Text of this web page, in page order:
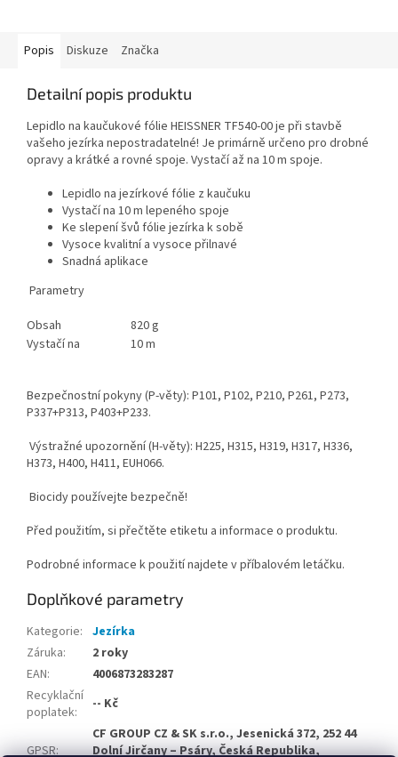
Popis Diskuze Značka
Detailní popis produktu
Lepidlo na kaučukové fólie HEISSNER TF540-00 je při stavbě
vašeho jezírka nepostradatelné! Je primárně určeno pro drobné
opravy a krátké a rovné spoje. Vystačí až na 10 m spoje.
Lepidlo na jezírkové fólie z kaučuku
Vystačí na 10 m lepeného spoje
Ke slepení švů fólie jezírka k sobě
Vysoce kvalitní a vysoce přilnavé
Snadná aplikace
Parametry
Obsah
820 g
Vystačí na
10 m
Bezpečnostní pokyny (P-věty): P101, P102, P210, P261, P273,
P337+P313, P403+P233.
Výstražné upozornění (H-věty): H225, H315, H319, H317, H336,
H373, H400, H411, EUH066.
Biocidy používejte bezpečně!
Před použitím, si přečtěte etiketu a informace o produktu.
Podrobné informace k použití najdete v příbalovém letáčku.
Doplňkové parametry
Kategorie: Jezírka
Záruka:
2 roky
EAN:
4006873283287
Recyklační
poplatek: -- Kč
GPSR:
CF GROUP CZ & SK s.r.o., Jesenická 372, 252 44
Dolní Jirčany – Psáry, Česká Republika,